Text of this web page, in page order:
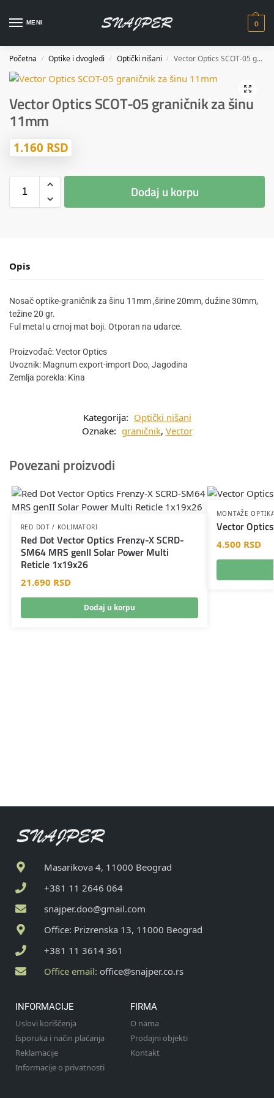
MENI 0
Početna / Optike i dvogledi / Optički nišani / Vector Optics SCOT-05 graničnik za šinu 11mm
Vector Optics SCOT-05 graničnik za šinu
11mm
1.160 RSD
Dodaj u korpu
Opis
Nosač optike-graničnik za šinu 11mm ,širine 20mm, dužine 30mm,
težine 20 gr.
Ful metal u crnoj mat boji. Otporan na udarce.
Proizvođač: Vector Optics
Uvoznik: Magnum export-import Doo, Jagodina
Zemlja porekla: Kina
Kategorija: Optički nišani
Oznake: graničnik, Vector
Povezani proizvodi
RED DOT / KOLIMATORI
Red Dot Vector Optics Frenzy-X SCRD-
SM64 MRS genII Solar Power Multi
Reticle 1x19x26
21.690 RSD
Dodaj u korpu
MONTAŽE
Vector
4.500 RSD
Masarikova 4, 11000 Beograd
+381 11 2646 064
snajper.doo@gmail.com
Office: Prizrenska 13, 11000 Beograd
+381 11 3614 361
Office email: office@snajper.co.rs
INFORMACIJE
Uslovi koriščenja
Isporuka i način plaćanja
Reklamacije
Informacije o privatnosti
FIRMA
O nama
Prodajni objekti
Kontakt